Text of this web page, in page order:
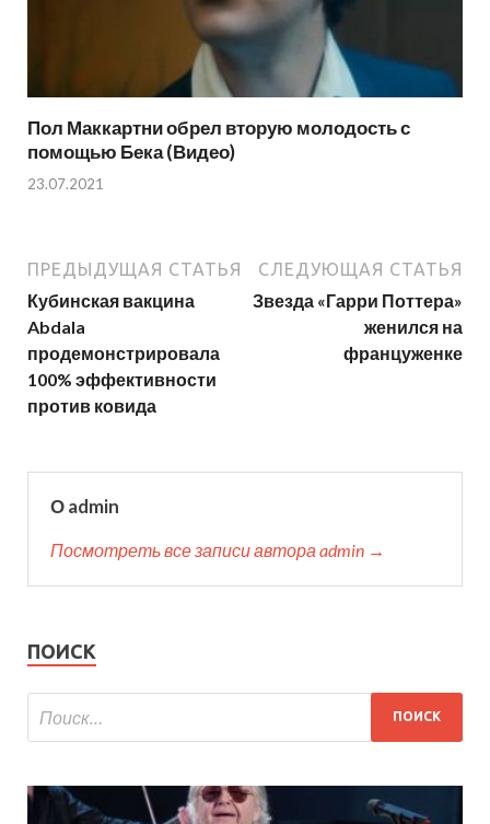
Пол Маккартни обрел вторую молодость с
помощью Бека (Видео)
23.07.2021
ПРЕДЫДУЩАЯ СТАТЬЯ
Кубинская вакцина
Abdala
продемонстрировала
100% эффективности
против ковида
СЛЕДУЮЩАЯ СТАТЬЯ
Звезда «Гарри Поттера»
женился на
француженке
О admin
Посмотреть все записи автора admin →
ПОИСК